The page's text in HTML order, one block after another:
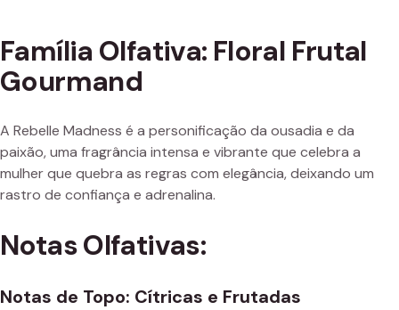
Família Olfativa: Floral Frutal
Gourmand
A Rebelle Madness é a personificação da ousadia e da
paixão, uma fragrância intensa e vibrante que celebra a
mulher que quebra as regras com elegância, deixando um
rastro de confiança e adrenalina.
Notas Olfativas:
Notas de Topo: Cítricas e Frutadas